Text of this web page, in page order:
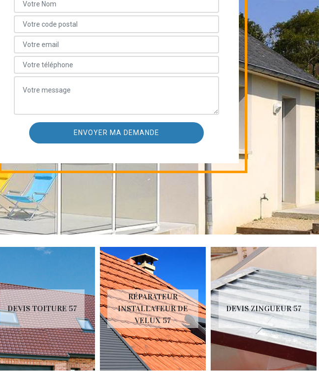
DEVIS TOITURE 57
RÉPARATEUR
INSTALLATEUR DE
VELUX 57
DEVIS ZINGUEUR 57